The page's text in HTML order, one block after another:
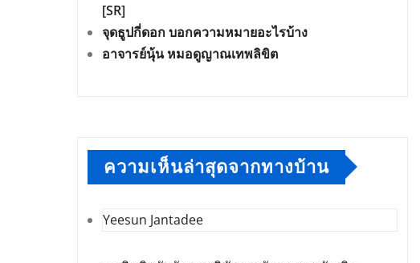
[SR]
จุดธูปกี่ดอก บอกความหมายอะไรบ้าง
อาจารย์นุ้น หมอดูญาณเทพลิขิต
ความเห็นล่าสุดจากทางบ้าน
Yeesun Jantadee